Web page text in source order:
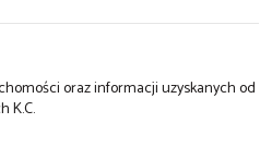
oraz informacji uzyskanych od
K.C.